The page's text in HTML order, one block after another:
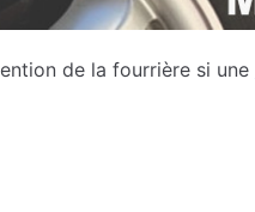
de la fourrière si une